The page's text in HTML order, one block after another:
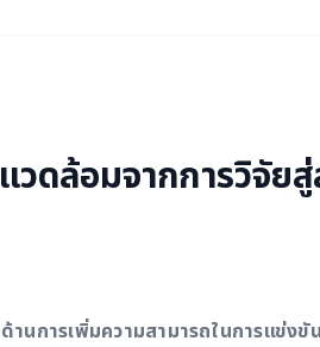
ดล้อมจากการวิจัย
านการเพิ่มความสามารถในการแข่ง